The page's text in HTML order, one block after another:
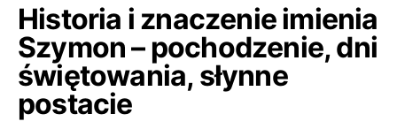
Historia i znaczenie imienia
Szymon – pochodzenie, dni
świętowania, słynne
postacie